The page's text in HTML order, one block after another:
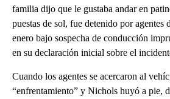
familia dijo que le gustaba andar en
puestas de sol, fue detenido por agentes
enero bajo sospecha de conducción
en su declaración inicial sobre el
Cuando los agentes se acercaron al
“enfrentamiento” y Nichols huyó a pie,